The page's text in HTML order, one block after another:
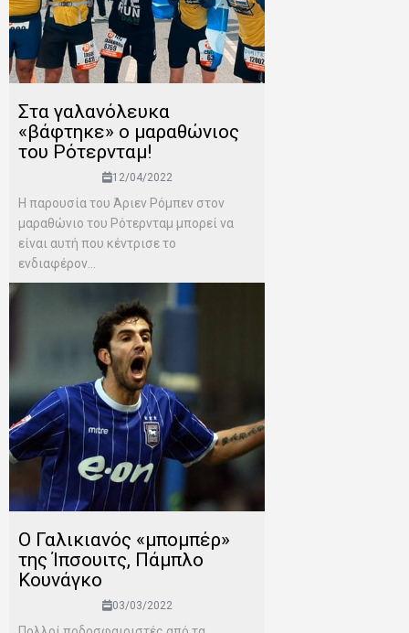
Στα γαλανόλευκα
«βάφτηκε» ο μαραθώνιος
του Ρότερνταμ!
12/04/2022
Η παρουσία του Άριεν Ρόμπεν στον
μαραθώνιο του Ρότερνταμ μπορεί να
είναι αυτή που κέντρισε το
ενδιαφέρον...
Ο Γαλικιανός «μπομπέρ»
της Ίπσουιτς, Πάμπλο
Κουνάγκο
03/03/2022